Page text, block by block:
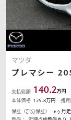
マツダ
プレマシー
支払総額 140.2万円
本体価格 129.8万円 諸費
保証（部分保証）: 6ヶ月